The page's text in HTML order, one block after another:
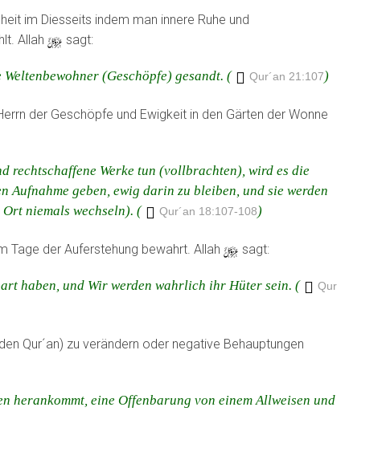
im Diesseits indem man innere Ruhe und
Allah y sagt:
(Geschöpfe) gesandt. ( Qur´an 21:107)
der Geschöpfe und Ewigkeit in den Gärten der Wonne
rechtschaffene Werke tun (vollbrachten), wird es die
geben, ewig darin zu bleiben, und sie werden
niemals wechseln). (
Qur´an 18:107-108)
Tage der Auferstehung bewahrt. Allah y sagt:
haben, und Wir werden wahrlich ihr Hüter sein. (
Qur
Qur´an) zu verändern oder negative Behauptungen
herankommt, eine Offenbarung von einem Allweisen und